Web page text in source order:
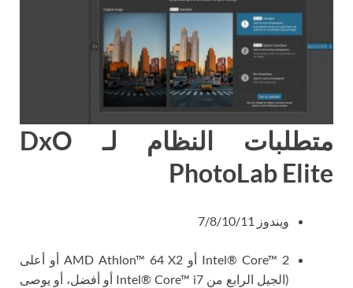
متطلبات النظام لـ DxO
PhotoLab Elite
ويندوز 7/8/10/11
Intel® Core™ 2 أو AMD Athlon™ 64 X2 أو أعلى
(الجيل الرابع من Intel® Core™ i7 أو أفضل، أو يوصى